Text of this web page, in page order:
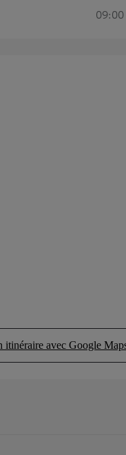
itinéraire avec Google
(Opens in new tab)